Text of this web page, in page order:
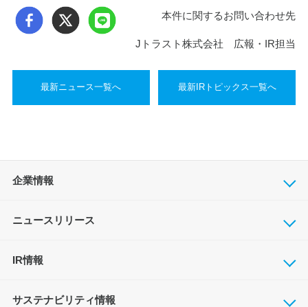
本件に関するお問い合わせ先
Jトラスト株式会社 広報・IR担当
最新ニュース一覧へ 最新IRトピックス一覧へ
企業情報
ニュースリリース
IR情報
サステナビリティ情報